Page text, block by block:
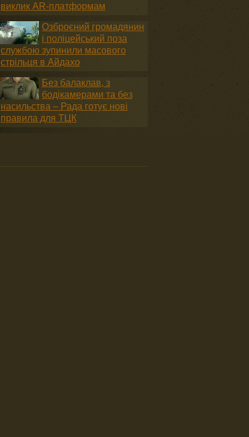
виклик AR-платформам
Озброєний громадянин
і поліцейський поза
службою зупинили масового
стрільця в Айдахо
Без балаклав, з
бодікамерами та без
насильства – Рада готує нові
правила для ТЦК